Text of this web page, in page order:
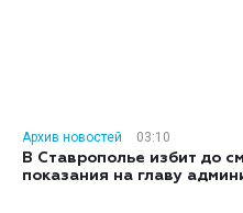
Архив новостей
03:10
В Ставрополье избит до
показания на главу